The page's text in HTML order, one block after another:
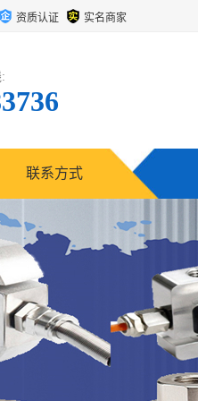
资质认证 实名商家
联系方式